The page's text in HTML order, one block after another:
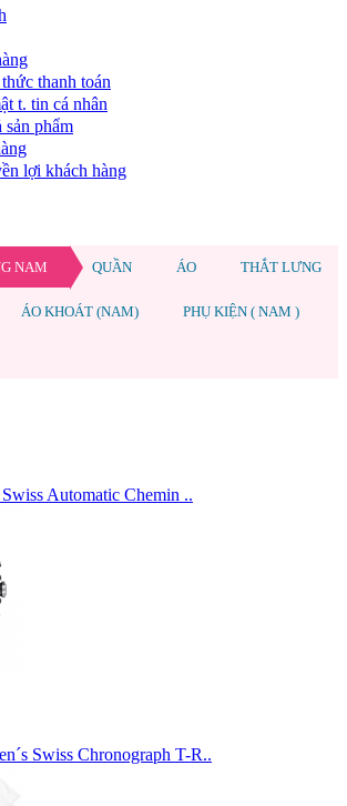
thanh toán
t. tin cá nhân
sản phẩm
lợi khách hàng
NAM QUẦN ÁO THẮT LƯNG
ÁO KHOÁT (NAM) PHỤ KIỆN ( NAM )
Swiss Automatic Chemin ..
Swiss Chronograph T-R..